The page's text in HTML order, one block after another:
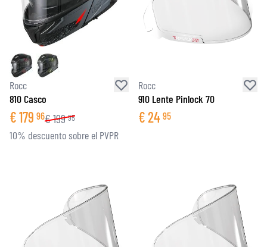
Rocc
810 Casco
€179 96€199 95
10% descuento sobre el PVPR
Rocc
910 Lente Pinlock 70
€24 95